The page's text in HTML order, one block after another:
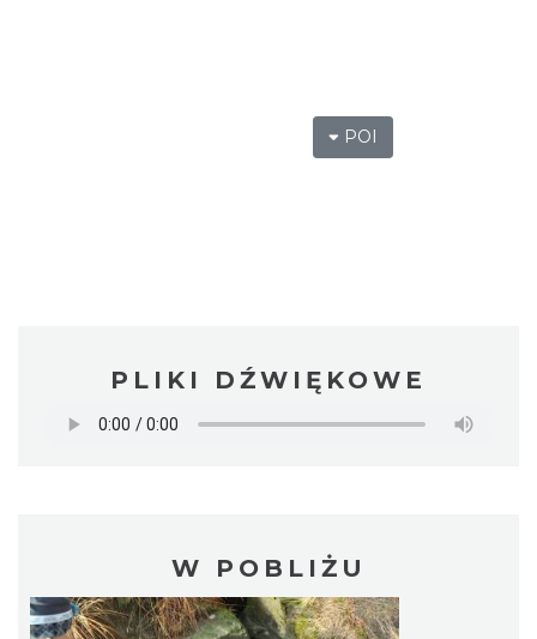
POI
PLIKI DŹWIĘKOWE
W POBLIŻU